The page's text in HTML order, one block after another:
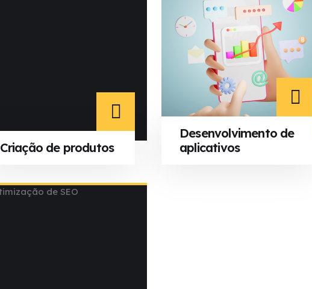
Criação de produtos
Desenvolvimento de
aplicativos